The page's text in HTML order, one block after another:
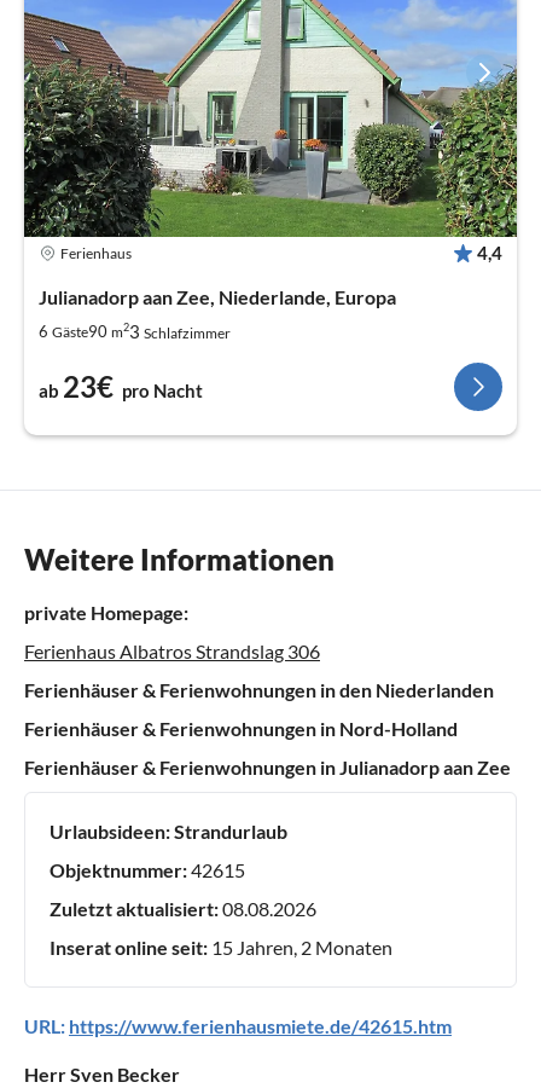
Ferienhaus 4,4
Julianadorp aan Zee, Niederlande, Europa
6 Gäste90 m23 Schlafzimmer
ab 23€ pro Nacht
Weitere Informationen
private Homepage:
Ferienhaus Albatros Strandslag 306
Ferienhäuser & Ferienwohnungen in den Niederlanden
Ferienhäuser & Ferienwohnungen in Nord-Holland
Ferienhäuser & Ferienwohnungen in Julianadorp aan Zee
Urlaubsideen:Strandurlaub
Objektnummer:42615
Zuletzt aktualisiert:08.08.2026
Inserat online seit: 15 Jahren, 2 Monaten
URL: https://www.ferienhausmiete.de/42615.htm
Herr Sven Becker